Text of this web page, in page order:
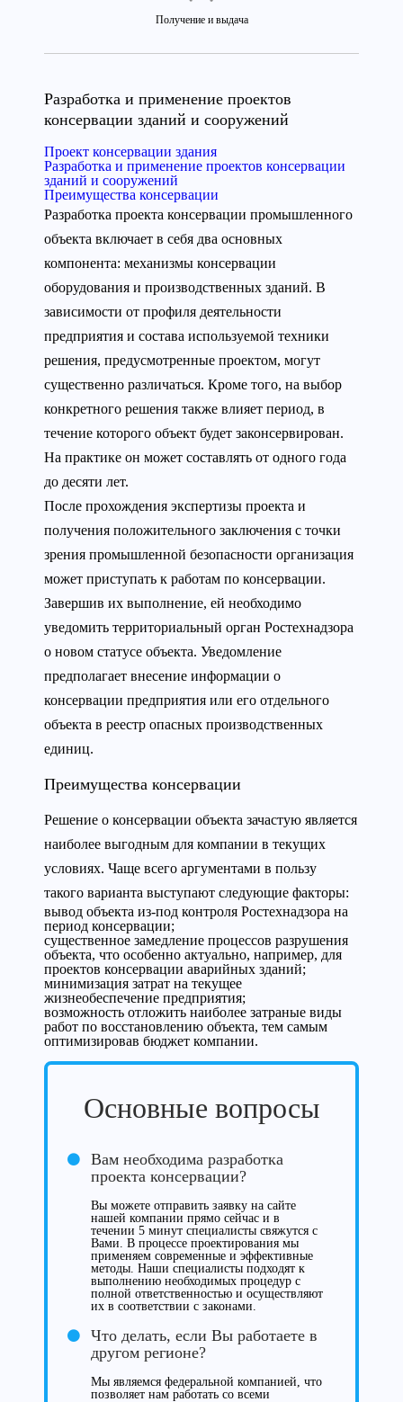
Получение и выдача
Разработка и применение проектов
консервации зданий и сооружений
Проект консервации здания
Разработка и применение проектов консервации
зданий и сооружений
Преимущества консервации
Разработка проекта консервации промышленного
объекта включает в себя два основных
компонента: механизмы консервации
оборудования и производственных зданий. В
зависимости от профиля деятельности
предприятия и состава используемой техники
решения, предусмотренные проектом, могут
существенно различаться. Кроме того, на выбор
конкретного решения также влияет период, в
течение которого объект будет законсервирован.
На практике он может составлять от одного года
до десяти лет.
После прохождения экспертизы проекта и
получения положительного заключения с точки
зрения промышленной безопасности организация
может приступать к работам по консервации.
Завершив их выполнение, ей необходимо
уведомить территориальный орган Ростехнадзора
о новом статусе объекта. Уведомление
предполагает внесение информации о
консервации предприятия или его отдельного
объекта в реестр опасных производственных
единиц.
Преимущества консервации
Решение о консервации объекта зачастую является
наиболее выгодным для компании в текущих
условиях. Чаще всего аргументами в пользу
такого варианта выступают следующие факторы:
вывод объекта из-под контроля Ростехнадзора на
период консервации;
существенное замедление процессов разрушения
объекта, что особенно актуально, например, для
проектов консервации аварийных зданий;
минимизация затрат на текущее
жизнеобеспечение предприятия;
возможность отложить наиболее затраные виды
работ по восстановлению объекта, тем самым
оптимизировав бюджет компании.
Основные вопросы
Вам необходима разработка
проекта консервации?
Вы можете отправить заявку на сайте
нашей компании прямо сейчас и в
течении 5 минут специалисты свяжутся с
Вами. В процессе проектирования мы
применяем современные и эффективные
методы. Наши специалисты подходят к
выполнению необходимых процедур с
полной ответственностью и осуществляют
их в соответствии с законами.
Что делать, если Вы работаете в
другом регионе?
Мы являемся федеральной компанией, что
позволяет нам работать со всеми